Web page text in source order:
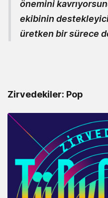
önemini
ekibinin destekleyici
üretken bir sürece
Zirvedekiler: Pop